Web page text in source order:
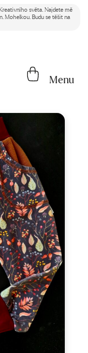
světa. Najdete mě
Mohelkou. Budu se těšit na
Menu